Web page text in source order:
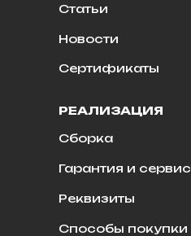
Реквизиты
Гарантия и сервис
Новости
Сертификаты
Статьи
Сборка
Способы покупки
РЕАЛИЗАЦИЯ